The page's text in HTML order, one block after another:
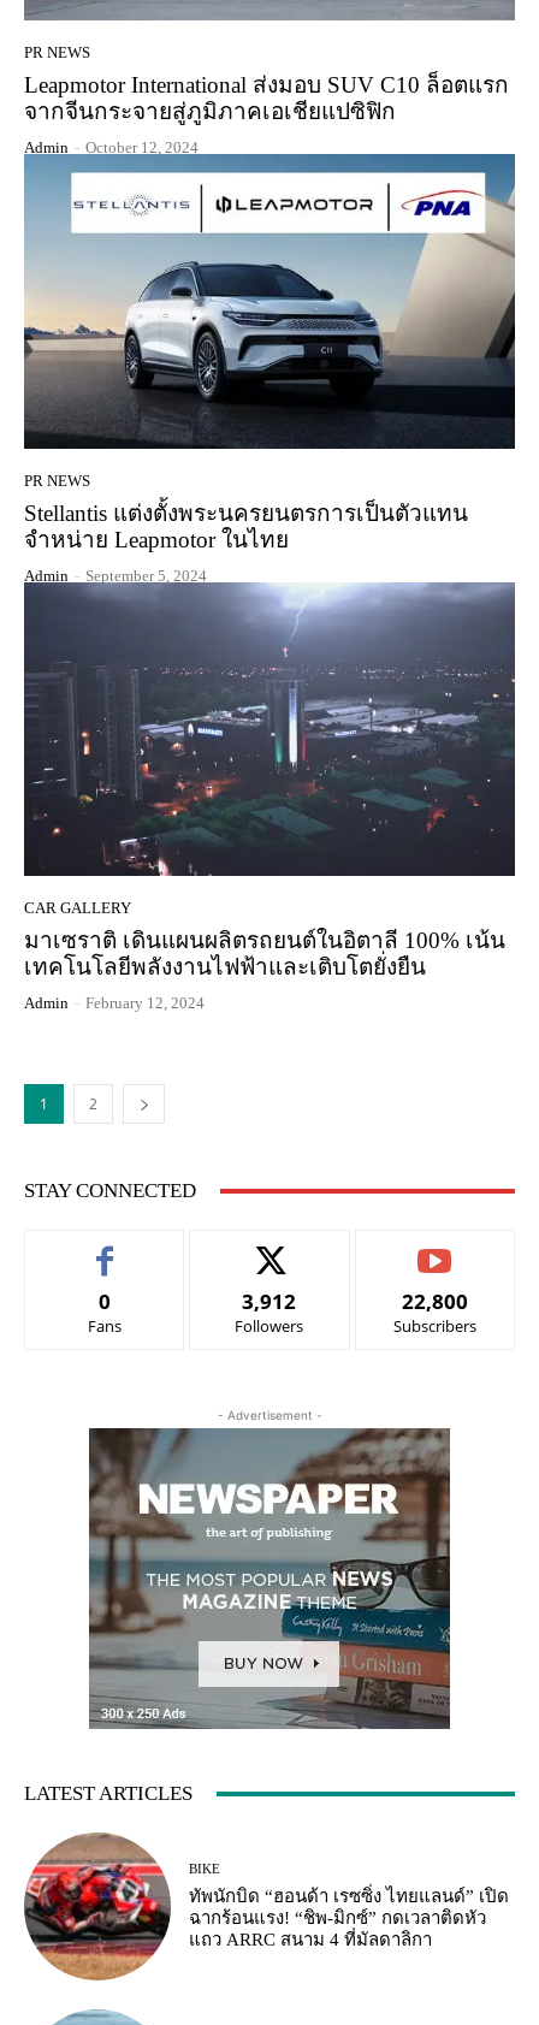
PR NEWS
Leapmotor International ส่งมอบ SUV C10 ล็อตแรก
จากจีนกระจายสู่ภูมิภาคเอเชียแปซิฟิก
Admin - October 12, 2024
PR NEWS
Stellantis แต่งตั้งพระนครยนตรการเป็นตัวแทน
จำหน่าย Leapmotor ในไทย
Admin - September 5, 2024
CAR GALLERY
มาเซราติ เดินแผนผลิตรถยนต์ในอิตาลี 100% เน้น
เทคโนโลยีพลังงานไฟฟ้าและเติบโตยั่งยืน
Admin - February 12, 2024
1 2
STAY CONNECTED
0
Fans
3,912
Followers
22,800
Subscribers
- Advertisement -
LATEST ARTICLES
BIKE
ทัพนักบิด “ฮอนด้า เรซซิ่ง ไทยแลนด์” เปิด
ฉากร้อนแรง! “ชิพ-มิกซ์” กดเวลาติดหัว
แถว ARRC สนาม 4 ที่มัลดาลิกา